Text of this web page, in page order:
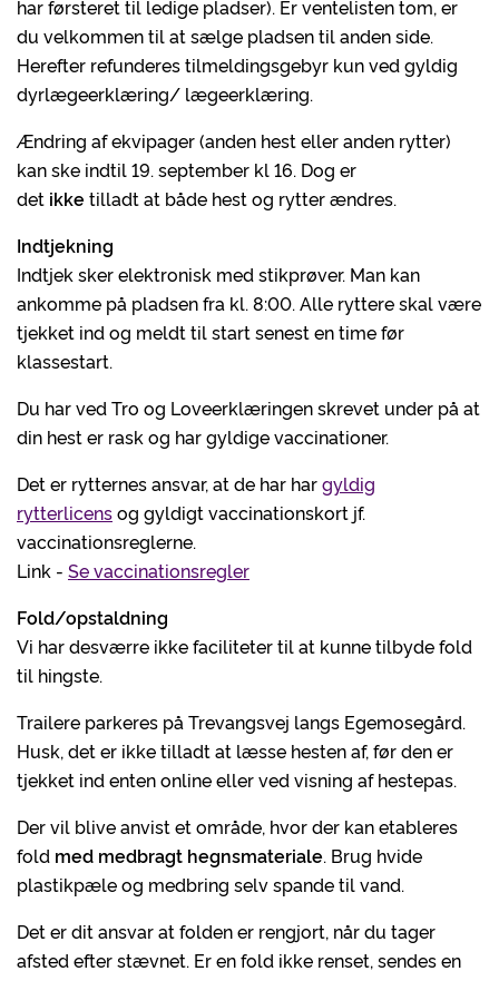
har førsteret til ledige pladser). Er ventelisten tom, er
du velkommen til at sælge pladsen til anden side.
Herefter refunderes tilmeldingsgebyr kun ved gyldig
dyrlægeerklæring/ lægeerklæring.
Ændring af ekvipager (anden hest eller anden rytter)
kan ske indtil 19. september kl 16. Dog er
det ikketilladt at både hest og rytter ændres.
Indtjekning
Indtjek sker elektronisk med stikprøver. Man kan
ankomme på pladsen fra kl. 8:00. Alle ryttere skal være
tjekket ind og meldt til start senest en time før
klassestart.
Du har ved Tro og Loveerklæringen skrevet under på at
din hest er rask og har gyldige vaccinationer.
Det er rytternes ansvar, at de har hargyldig
rytterlicensog gyldigt vaccinationskort jf.
vaccinationsreglerne.
Link - Se vaccinationsregler
Fold/opstaldning
Vi har desværre ikke faciliteter til at kunne tilbyde fold
til hingste.
Trailere parkeres på Trevangsvej langs Egemosegård.
Husk, det er ikke tilladt at læsse hesten af, før den er
tjekket ind enten online eller ved visning af hestepas.
Der vil blive anvist et område, hvor der kan etableres
fold med medbragt hegnsmateriale. Brug hvide
plastikpæle og medbring selv spande til vand.
Det er dit ansvar at folden er rengjort, når du tager
afsted efter stævnet. Er en fold ikke renset, sendes en